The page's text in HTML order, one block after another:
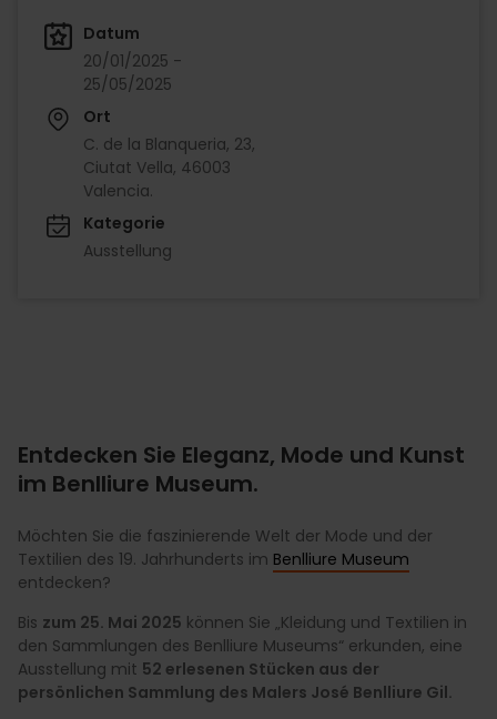
Datum
20/01/2025 -
25/05/2025
Ort
C. de la Blanqueria, 23,
Ciutat Vella, 46003
Valencia.
Kategorie
Ausstellung
Entdecken Sie Eleganz, Mode und Kunst
im Benlliure Museum.
Möchten Sie die faszinierende Welt der Mode und der
Textilien des 19. Jahrhunderts im Benlliure Museum
entdecken?
Bis zum 25. Mai 2025 können Sie „Kleidung und Textilien in
den Sammlungen des Benlliure Museums“ erkunden, eine
Ausstellung mit 52 erlesenen Stücken aus der
persönlichen Sammlung des Malers José Benlliure Gil.